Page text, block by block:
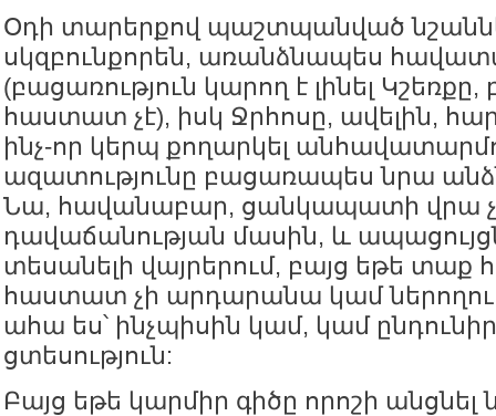
Օդի տարերքով պաշտպանված
սկզբունքորեն, առանձնապես
(բացառություն կարող է լինել Կշեռքը,
հաստատ չէ), իսկ Ջրհոսը, ավելին,
ինչ-որ կերպ քողարկել
ազատությունը բացառապես նրա
Նա, հավանաբար, ցանկապատի վրա
դավաճանության մասին, և
տեսանելի վայրերում, բայց եթե տաք
հաստատ չի արդարանա կամ
ահա ես՝ ինչպիսին կամ, կամ
ցտեսություն:
Բայց եթե կարմիր գիծը որոշի անցնել